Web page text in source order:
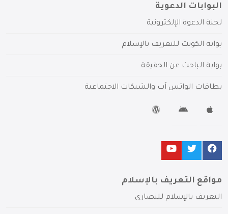
البوابات الدعوية
لجنة الدعوة الإلكترونية
بوابة الكويت للتعريف بالإسلام
بوابة الباحث عن الحقيقة
بطاقات الواتس آب والشبكات الاجتماعية
مواقع التعريف بالإسلام
التعريف بالإسلام للنصارى